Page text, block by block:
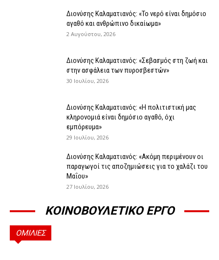
Διονύσης Καλαματιανός: «Το νερό είναι δημόσιο
αγαθό και ανθρώπινο δικαίωμα»
2 Αυγούστου, 2026
Διονύσης Καλαματιανός: «Σεβασμός στη ζωή και
στην ασφάλεια των πυροσβεστών»
30 Ιουλίου, 2026
Διονύσης Καλαματιανός: «Η πολιτιστική μας
κληρονομιά είναι δημόσιο αγαθό, όχι
εμπόρευμα»
29 Ιουλίου, 2026
Διονύσης Καλαματιανός: «Ακόμη περιμένουν οι
παραγωγοί τις αποζημιώσεις για το χαλάζι του
Μαΐου»
27 Ιουλίου, 2026
ΚΟΙΝΟΒΟΥΛΕΤΙΚΟ ΕΡΓΟ
ΟΜΙΛΙΕΣ
ΟΜΙΛΊΕΣ